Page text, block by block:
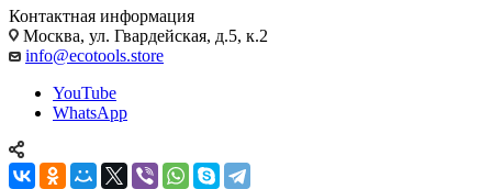
Контактная информация
Москва, ул. Гвардейская, д.5, к.2
info@ecotools.store
YouTube
WhatsApp